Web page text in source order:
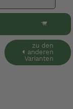
zu den
anderen
Varianten